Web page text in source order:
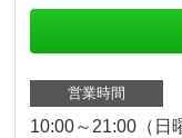
営業時間
10:00～21:00（日